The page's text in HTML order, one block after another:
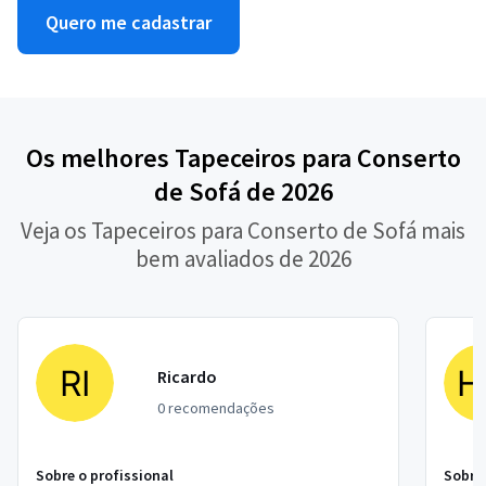
Quero me cadastrar
Os melhores Tapeceiros para Conserto
de Sofá de 2026
Veja os Tapeceiros para Conserto de Sofá mais
bem avaliados de 2026
Ricardo
0 recomendações
Sobre o profissional